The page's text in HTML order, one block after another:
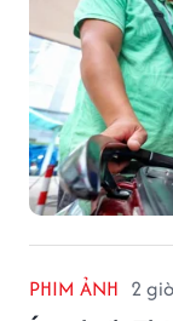
PHIM ẢNH 2